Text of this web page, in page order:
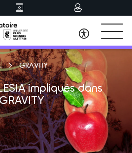
GRAVITY
impliqués dans
GRAVITY